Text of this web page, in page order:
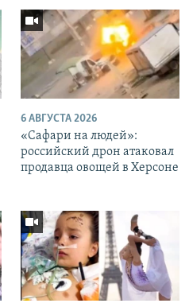
6 АВГУСТА 2026
«Cафари на людей»:
российский дрон атаковал
продавца овощей в Херсоне